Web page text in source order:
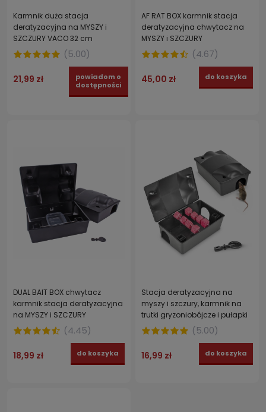
Karmnik duża stacja
deratyzacyjna na MYSZY i
SZCZURY VACO 32 cm
(5.00)
21,99 zł
powiadom o
dostępności
AF RAT BOX karmnik stacja
deratyzacyjna chwytacz na
MYSZY i SZCZURY
(4.67)
45,00 zł do koszyka
DUAL BAIT BOX chwytacz
karmnik stacja deratyzacyjna
na MYSZY i SZCZURY
(4.45)
18,99 zł do koszyka
Stacja deratyzacyjna na
myszy i szczury, karmnik na
trutki gryzoniobójcze i pułapki
zatrzaskowe MULTI BAIT BOX
(5.00)
16,99 zł do koszyka